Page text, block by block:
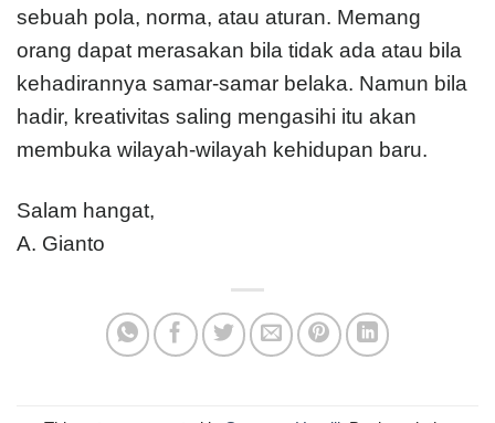
sebuah pola, norma, atau aturan. Memang
orang dapat merasakan bila tidak ada atau bila
kehadirannya samar-samar belaka. Namun bila
hadir, kreativitas saling mengasihi itu akan
membuka wilayah-wilayah kehidupan baru.
Salam hangat,
A. Gianto